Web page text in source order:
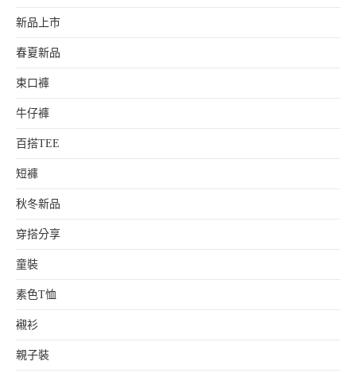
新品上市
春夏新品
束口褲
牛仔褲
百搭TEE
短褲
秋冬新品
穿搭分享
童裝
素色T恤
襯衫
親子裝